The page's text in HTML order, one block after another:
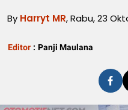
By Harryt MR, Rabu, 23
Editor : Panji Maulana